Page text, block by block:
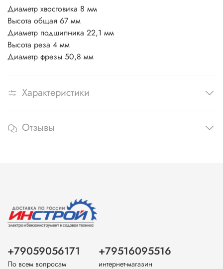
Диаметр хвостовика 8 мм
Высота общая 67 мм
Диаметр подшипника 22,1 мм
Высота реза 4 мм
Диаметр фрезы 50,8 мм
Характеристики
Отзывы
+79059056171
По всем вопросам
+79516095516
интернет-магазин